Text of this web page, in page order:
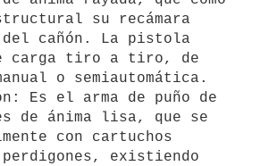
su recámara
cañón. La pistola
carga tiro a tiro, de
o semiautomática.
de ánima lisa, que se
con cartuchos
perdigones, existiendo